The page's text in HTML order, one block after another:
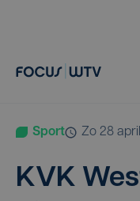
Sport zo 28
KVK